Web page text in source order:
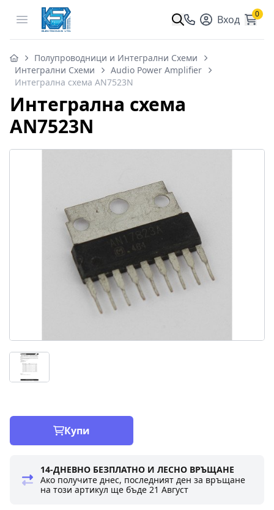
Open menu Вход 0
Полупроводници и Интегрални Схеми
Интегрални Схеми
Audio Power Amplifier
Интегрална схема AN7523N
Интегрална схема
AN7523N
Купи
14-ДНЕВНО БЕЗПЛАТНО И ЛЕСНО ВРЪЩАНЕ
Ако получите днес, последният ден за връщане
на този артикул ще бъде21 Август